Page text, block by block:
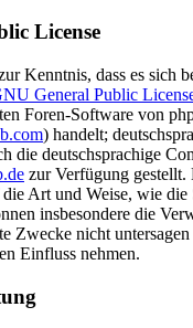
License
Kenntnis, dass es sich
General Public
Foren-Software von
) handelt;
die deutschsprachige
zur Verfügung gestellt.
Art und Weise, wie
insbesondere die
Zwecke nicht
Einfluss nehmen.